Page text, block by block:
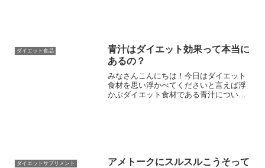
ダイエット食品
青汁はダイエット効果って本当に
あるの？
みなさんこんにちは！今日はダイエット
食材を思い浮かべてくださいと言えば浮
かぶダイエット食材である青汁について
ダイエットサプリメント
アメトークにスルスルこうそって